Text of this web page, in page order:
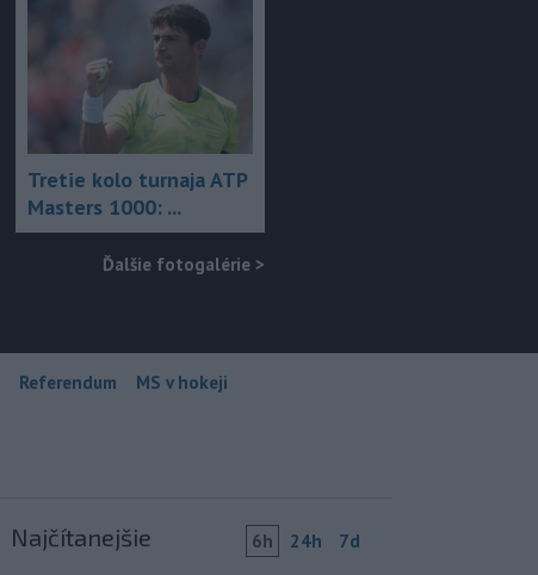
Tretie kolo turnaja ATP
Masters 1000: ...
Ďalšie fotogalérie >
Referendum MS v hokeji
Najčítanejšie 6h 24h 7d